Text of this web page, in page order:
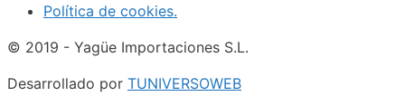
Política de cookies.
© 2019 - Yagüe Importaciones S.L.
Desarrollado por TUNIVERSOWEB